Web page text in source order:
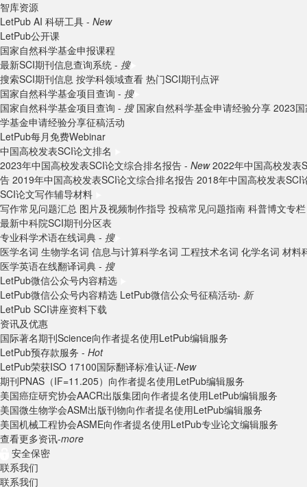
智库资源
LetPub AI 科研工具 - New
LetPub公开课
国家自然科学基金申报课程
最新SCI期刊信息查询系统 - 搜
搜索SCI期刊信息 按学科领域查看 热门SCI期刊点评
国家自然科学基金项目查询 - 搜
国家自然科学基金项目查询 - 搜 国家自然科学基金申请经验分享 2023
学基金申请经验分享征稿活动
LetPub每月免费Webinar
中国高校发表SCI论文排名
2023年中国高校发表SCI论文综合排名报告 - New 2022年中国高校发表
告 2019年中国高校发表SCI论文综合排名报告 2018年中国高校发表SCI
SCI论文写作辅导材料
写作常见问题汇总 图片及视频制作指导 投稿常见问题指南 科普博文专栏
最新中科院SCI期刊分区表
专业科学术语在线词典 - 搜
医学名词 生物学名词 信息与计算科学名词 工程技术名词 化学名词 材料
医学英语在线翻译词典 - 搜
LetPub微信公众号内容精选
LetPub微信公众号内容精选 LetPub微信公众号征稿活动- 新
LetPub SCI讲座资料下载
资讯及优惠
国际著名期刊Science向作者提名使用LetPub编辑服务
LetPub预存款服务 - Hot
LetPub荣获ISO 17100国际翻译标准认证-New
期刊PNAS（IF=11.205）向作者提名使用LetPub编辑服务
美国癌症研究协会AACR出版集团向作者提名使用LetPub编辑服务
美国微生物学会ASM出版刊物向作者提名使用LetPub编辑服务
美国机械工程协会ASME向作者提名使用LetPub专业论文编辑服务
查看更多资讯-more
安全保密
联系我们
联系我们